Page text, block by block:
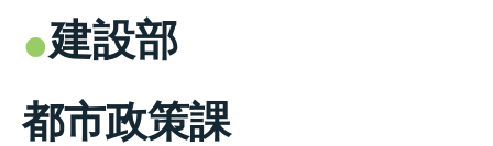
建設部
都市政策課